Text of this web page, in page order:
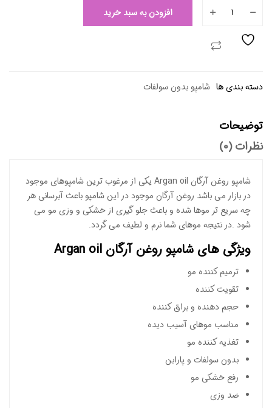
افزودن به سبد خرید
دسته بندی ها شامپو بدون سولفات
توضیحات
نظرات (0)
شامپو روغن آرگان Argan oil یکی از مرغوب ترین شامپوهای موجود
در بازار می باشد روغن آرگان موجود در این شامپو باعث آبرسانی هر
چه سریع تر موها شده و باعث جلو گیری از خشکی و وزی مو می
شود .در نتیجه موهای شما نرم و لطیف می گردد.
ویژگی های شامپو روغن آرگان Argan oil
ترمیم کننده مو
تقویت کننده
حجم دهنده و براق کننده
مناسب موهای آسیب دیده
تغذیه کننده مو
بدون سولفات و پارابن
رفع خشکی مو
ضد وزی